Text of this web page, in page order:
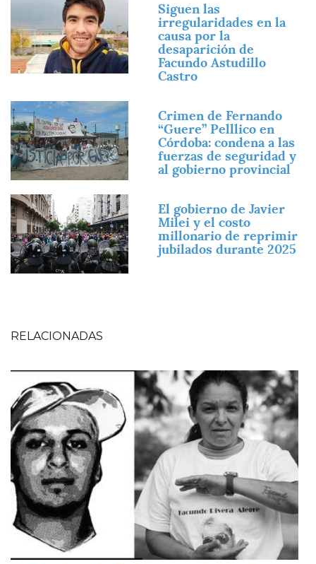
Siguen las
irregularidades en la
causa por la
desaparición de
Facundo Astudillo
Castro
Imagen
Crimen de Fernando
“Guere” Pelllico en
Córdoba: condena a las
fuerzas de seguridad y
al gobierno provincial
Imagen
El gobierno de Javier
Milei y el costo
millonario de reprimir
jubilados durante 2025
RELACIONADAS